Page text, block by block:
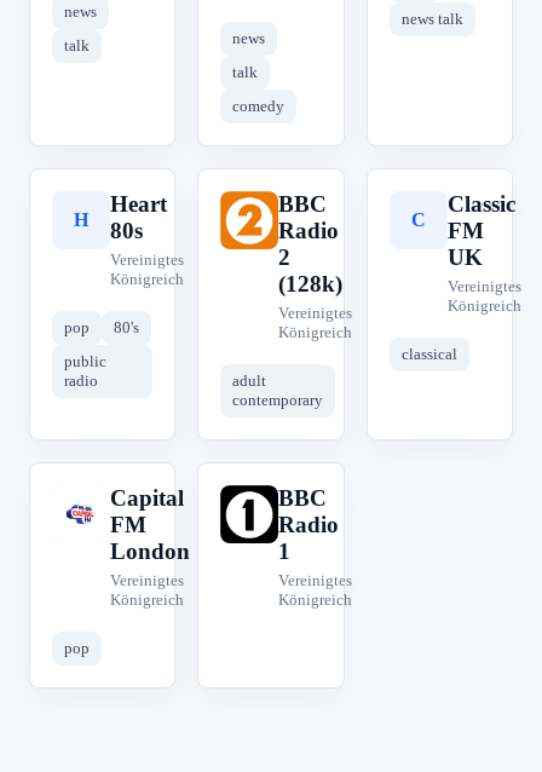
news
talk
news
talk
comedy
news talk
H
Heart
80s
Vereinigtes
Königreich
pop
80's
public
radio
B
BBC
Radio
2
(128k)
Vereinigtes
Königreich
adult
contemporary
C
Classic
FM
UK
Vereinigtes
Königreich
classical
C
Capital
FM
London
Vereinigtes
Königreich
pop
B
BBC
Radio
1
Vereinigtes
Königreich